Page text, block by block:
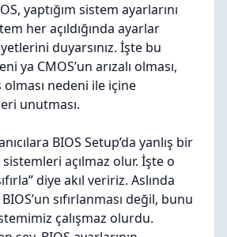
yaptığım sistem ayarlarını
her açıldığında ayarlar
duyarsınız. İşte bu
ya CMOS’un arızalı olması,
nedeni ile içine
unutması.
BIOS Setup’da yanlış bir
açılmaz olur. İşte o
diye akıl veririz. Aslında
sıfırlanması değil, bunu
çalışmaz olurdu.